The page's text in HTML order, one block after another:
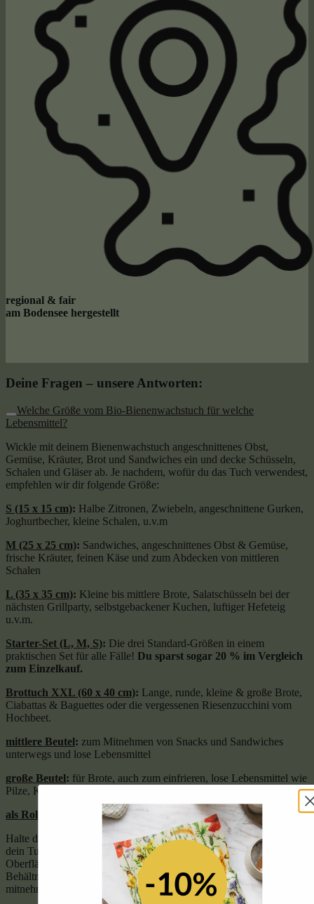
regional & fair
am Bodensee hergestellt
Deine Fragen – unsere Antworten:
Welche Größe vom Bio-Bienenwachstuch für welche
Lebensmittel?
Wickle mit deinem Bienenwachstuch angeschnittenes Obst,
Gemüse, Kräuter, Brot und Sandwiches ein und decke Schüsseln,
Schalen und Gläser ab. Je nachdem, wofür du das Tuch verwendest,
empfehlen wir dir folgende Größe:
S (15 x 15 cm): Halbe Zitronen, Zwiebeln, angeschnittene Gurken,
Joghurtbecher, kleine Schalen, u.v.m
M (25 x 25 cm): Sandwiches, angeschnittenes Obst & Gemüse,
frische Kräuter, feinen Käse und zum Abdecken von mittleren
Schalen
L (35 x 35 cm): Kleine bis mittlere Brote, Salatschüsseln bei der
nächsten Grillparty, selbstgebackener Kuchen, luftiger Hefeteig
u.v.m.
Starter-Set (L, M, S): Die drei Standard-Größen in einem
praktischen Set für alle Fälle! Du sparst sogar 20 % im Vergleich
zum Einzelkauf.
Brottuch XXL (60 x 40 cm): Lange, runde, kleine & große Brote,
Ciabattas & Baguettes oder die vergessenen Riesenzucchini vom
Hochbeet.
mittlere Beutel: zum Mitnehmen von Snacks und Sandwiches
unterwegs und lose Lebensmittel
große Beutel: für Brote, auch zum einfrieren, lose Lebensmittel wie
Pilze, Karotten, Salat, Kräuter, usw.
als Rolle
schneide dir deine gewünschte Größe einfach selbst zu!
Halte die Enden kurz fest – durch dieWärme deiner Hände
dein Tuch flexibel und haftet an sich selbst und an allen glatten
Oberflächen. Anschließend kannst du die Lebensmittel und
Behältnisse in den
Kühlschrank
legen, zum nächsten Grillabend
mitnehmen und sogar
einfrieren.